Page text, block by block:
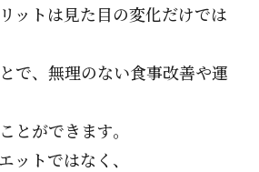
ットは見た目の変化だけでは
で、無理のない食事改善や運
とができます。
ットではなく、